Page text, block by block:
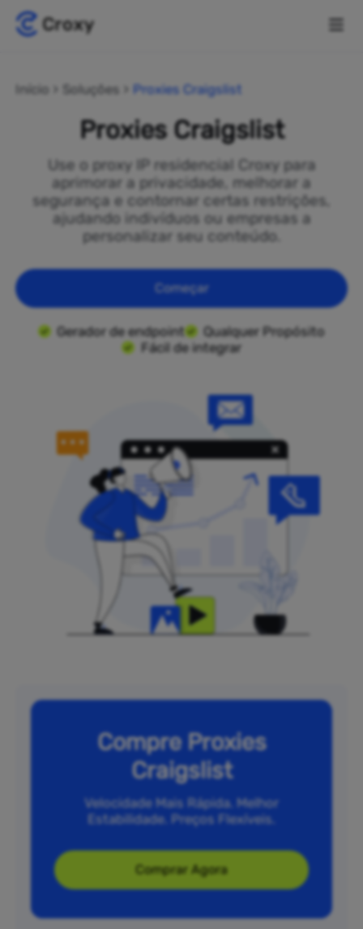
Início Soluções Proxies Craigslist
Proxies Craigslist
Use o proxy IP residencial Croxy para
aprimorar a privacidade, melhorar a
segurança e contornar certas restrições,
ajudando indivíduos ou empresas a
personalizar seu conteúdo.
Começar
Gerador de endpoint
Qualquer Propósito
Fácil de integrar
Compre Proxies
Craigslist
Velocidade Mais Rápida. Melhor
Estabilidade. Preços Flexíveis.
Comprar Agora